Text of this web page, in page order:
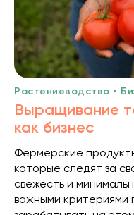
Растениеводство •
Выращивание
как бизнес
Фермерские
которые следят за
свежесть и
важными критериями